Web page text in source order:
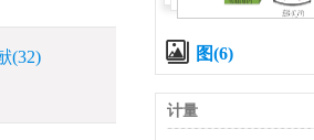
(32)
图(6)
计量